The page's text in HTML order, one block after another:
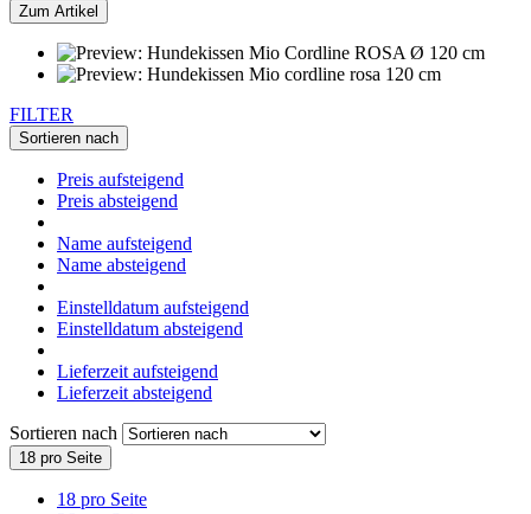
Zum Artikel
FILTER
Sortieren nach
Preis aufsteigend
Preis absteigend
Name aufsteigend
Name absteigend
Einstelldatum aufsteigend
Einstelldatum absteigend
Lieferzeit aufsteigend
Lieferzeit absteigend
Sortieren nach
18 pro Seite
18 pro Seite